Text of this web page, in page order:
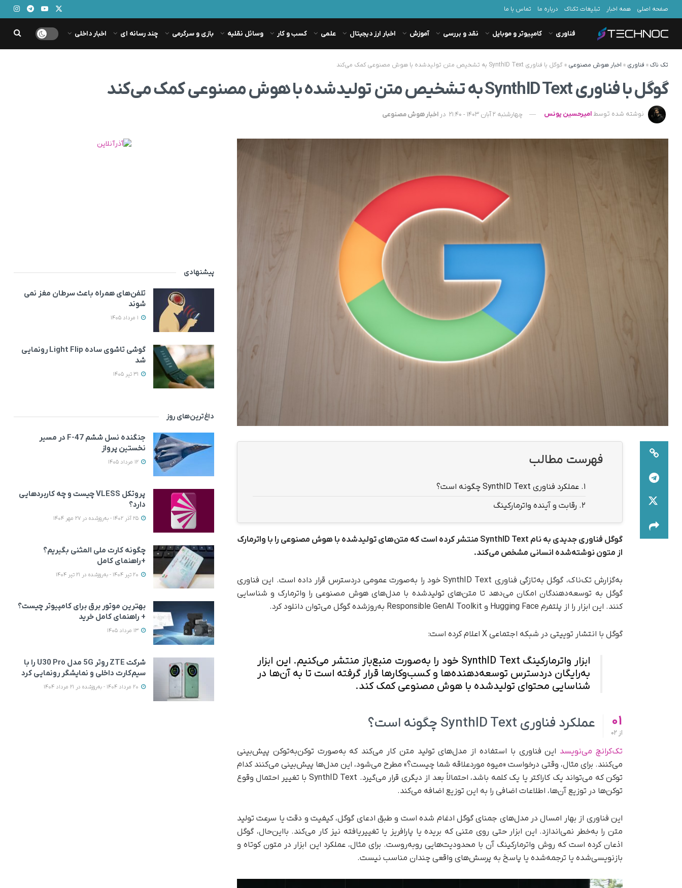
صفحه اصلی همه اخبار تبلیغات تکناک درباره ما تماس با ما
فناوری کامپیوتر و موبایل نقد و بررسی آموزش اخبار ارز دیجیتال علمی کسب و کار وسائل نقلیه بازی و سرگرمی چند رسانه ای اخبار داخلی
تک ناک» فناوری » اخبار هوش مصنوعی » گوگل با فناوری SynthID Text به تشخیص متن تولیدشده با هوش مصنوعی کمک می‌کند
گوگل با فناوری SynthID Text به تشخیص متن تولیدشده با هوش مصنوعی کمک می‌کند
نوشته شده توسط امیرحسین یونس چهارشنبه 2 آبان 1403 - 21:40 در اخبار هوش مصنوعی
فهرست مطالب
1. عملکرد فناوری SynthID Text چگونه است؟
2. رقابت و آینده واترمارکینگ
گوگل فناوری جدیدی به نام SynthID Text منتشر کرده است که متن‌های تولیدشده با هوش مصنوعی را با واترمارک
از متون نوشته‌شده انسانی مشخص می‌کند.
به‌گزارش تک‌ناک، گوگل به‌تازگی فناوری SynthID Text خود را به‌صورت عمومی دردسترس قرار داده است. این فناوری‌
گوگل به توسعه‌دهندگان امکان می‌دهد تا متن‌های تولید‌شده با مدل‌های هوش مصنوعی را واترمارک و شناسایی
کنند. این ابزار را از پلتفرم Hugging Face و Responsible GenAI Toolkit به‌روز‌شده گوگل می‌توان دانلود کرد.
گوگل با انتشار توییتی در شبکه اجتماعی X اعلام کرده است:
ابزار واترمارکینگ SynthID Text خود را به‌صورت منبع‌باز منتشر می‌کنیم. این ابزار
به‌رایگان در‌دسترس توسعه‌دهنده‌ها و کسب‌وکارها قرار گرفته است تا به آن‌ها در
شناسایی محتوای تولید‌شده با هوش مصنوعی کمک کند.
01
از
عملکرد فناوری SynthID Text چگونه است؟
تک‌کرانچ می‌نویسد این فناوری با استفاده از مدل‌های تولید متن کار می‌کند که به‌صورت توکن‌به‌توکن پیش‌بینی
می‌کنند. برای مثال، وقتی درخواست «میوه مورد‌علاقه شما چیست؟» مطرح می‌شود، این مدل‌ها پیش‌بینی می‌کنند کدام
توکن که می‌تواند یک کاراکتر یا یک کلمه باشد، احتمالاً بعد از دیگری قرار می‌گیرد. SynthID Text با تغییر احتمال وقوع
توکن‌ها در توزیع آن‌ها، اطلاعات اضافی را به این توزیع اضافه می‌کند.
این فناوری از بهار امسال در مدل‌های جمنای گوگل ادغام شده است و طبق ادعای گوگل، کیفیت و دقت یا سرعت تولید
متن را به‌خطر نمی‌اندازد. این ابزار حتی روی متنی که بریده یا پارافریز یا تغییر‌یافته نیز کار می‌کند. با‌این‌حال، گوگل
اذعان کرده است که روش واترمارکینگ آن با محدودیت‌هایی روبه‌روست. برای مثال، عملکرد این ابزار در متون کوتاه و
بازنویسی‌شده یا ترجمه‌شده یا پاسخ به پرسش‌های واقعی چندان مناسب نیست.
پیشنهادی
تلفن‌های همراه باعث سرطان مغز نمی‌
شوند
گوشی تاشوی ساده Light Flip رونمایی
شد
داغ‌ترین‌های روز
جنگنده نسل ششم F-47 در مسیر
نخستین پرواز
پروتکل VLESS چیست و چه کاربردهایی
دارد؟
چگونه کارت ملی المثنی بگیریم؟
+راهنمای کامل
بهترین موتور برق برای کامپیوتر چیست؟
+ راهنمای کامل خرید
شرکت ZTE روتر 5G مدل U30 Pro را با
سیم‌کارت داخلی و نمایشگر رونمایی کرد